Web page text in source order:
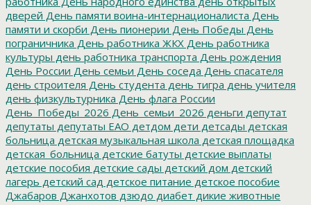
дверей День памяти воина-интернационалиста День
памяти и скорби День пионерии День Победы День
пограничника День работника ЖКХ День работника
культуры день работника транспорта День рождения
День России День семьи День соседа День спасателя
день строителя День студента день тигра день учителя
день физкультурника День флага России
День_Победы_2026 День_семьи_2026 деньги депутат
депутаты депутаты ЕАО детдом дети детсады детская
больница детская музыкальная школа детская площадка
детская_больница детские батуты детские выплаты
детские пособия детские сады детский дом детский
лагерь детский сад детское питание детское пособие
Джабаров Джанхотов дзюдо диабет дикие животные